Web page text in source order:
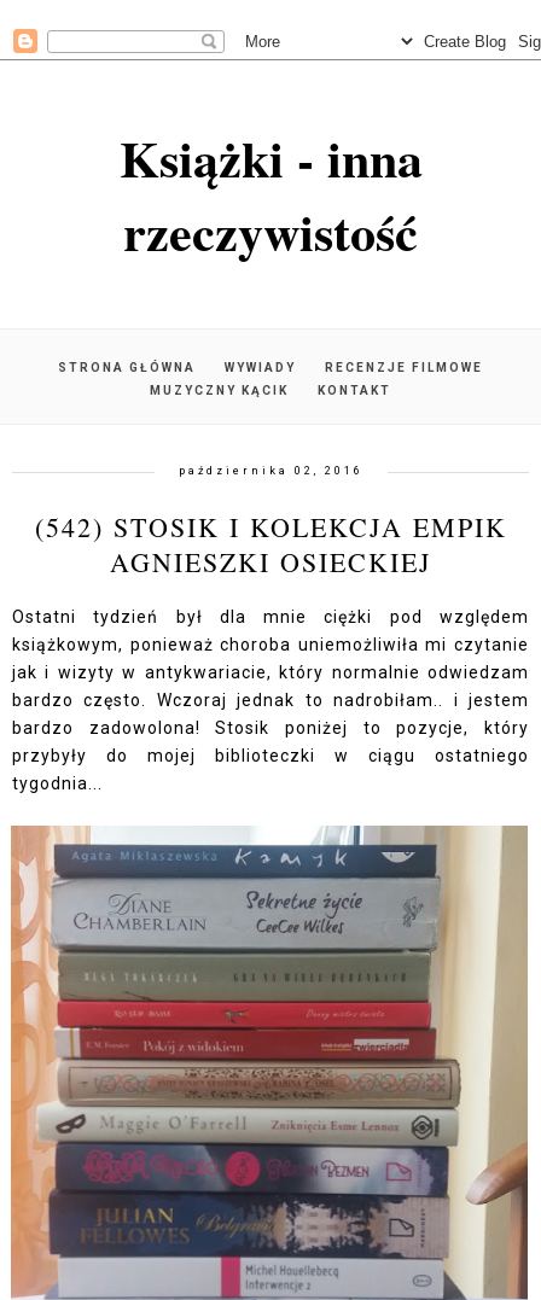
Książki - inna
rzeczywistość
STRONA GŁÓWNA WYWIADY
RECENZJE FILMOWE
MUZYCZNY KĄCIK
KONTAKT
października 02, 2016
(542) STOSIK I KOLEKCJA EMPIK
AGNIESZKI OSIECKIEJ
Ostatni tydzień był dla mnie ciężki pod względem
książkowym, ponieważ choroba uniemożliwiła mi czytanie
jak i wizyty w antykwariacie, który normalnie odwiedzam
bardzo często. Wczoraj jednak to nadrobiłam.. i jestem
bardzo zadowolona! Stosik poniżej to pozycje, który
przybyły do mojej biblioteczki w ciągu ostatniego
tygodnia...